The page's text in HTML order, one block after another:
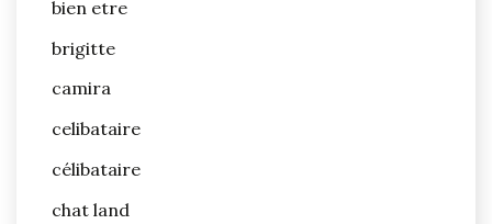
bien etre
brigitte
camira
celibataire
célibataire
chat land